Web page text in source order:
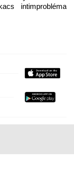
intimprobléma